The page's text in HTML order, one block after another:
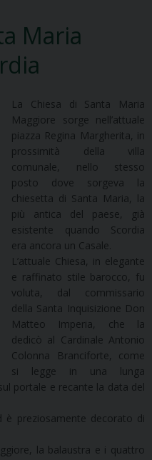
Maria
La Chiesa di Santa Maria
Maggiore sorge nell’attuale
piazza Regina Margherita, in
prossimità della villa
comunale, nello stesso
posto dove sorgeva la
chiesetta di Santa Maria, la
più antica del paese, già
esistente quando Scordia
era ancora un Casale.
L’attuale Chiesa, in elegante
e raffinato stile barocco, fu
voluta, dal commissario
della Santa Inquisizione Don
Matteo Imperia, che la
dedicò al Cardinale Antonio
Colonna Branciforte, come
si legge in una lunga
portale e recante la data del
è preziosamente decorato di
la balaustra e i quattro